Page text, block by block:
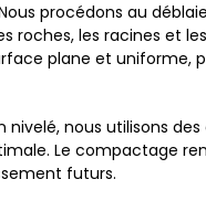
procédons au
roches, les racines et
plane et uniforme,
nivelé, nous utilisons
Le compactage
futurs.